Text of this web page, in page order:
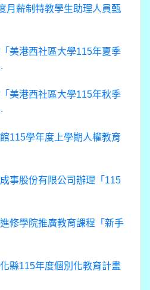
月薪制特教學生助理人員甄
美港西社區大學115年夏季
美港西社區大學115年秋季
115學年度上學期人權教育
事股份有限公司辦理「115
修學院推廣教育課程「新手
縣115年度個別化教育計畫